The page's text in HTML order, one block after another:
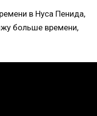
в Нуса Пенида,
больше времени,